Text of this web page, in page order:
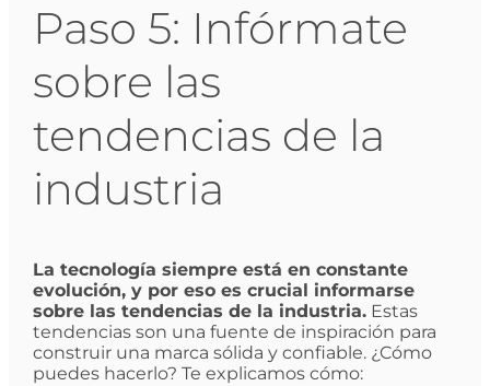
Paso 5: Infórmate
sobre las
tendencias de la
industria
La tecnología siempre está en constante
evolución, y por eso es crucial informarse
sobre las tendencias de la industria.Estas
tendencias son una fuente de inspiración para
construir una marca sólida y confiable. ¿Cómo
puedes hacerlo? Te explicamos cómo: